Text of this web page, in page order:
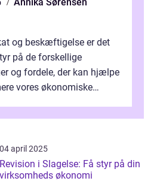
og beskæftigelse er det
på de forskellige
og fordele, der kan hjælpe
vores økonomiske
04 april 2025
Revision i Slagelse: Få styr på din
virksomheds økonomi